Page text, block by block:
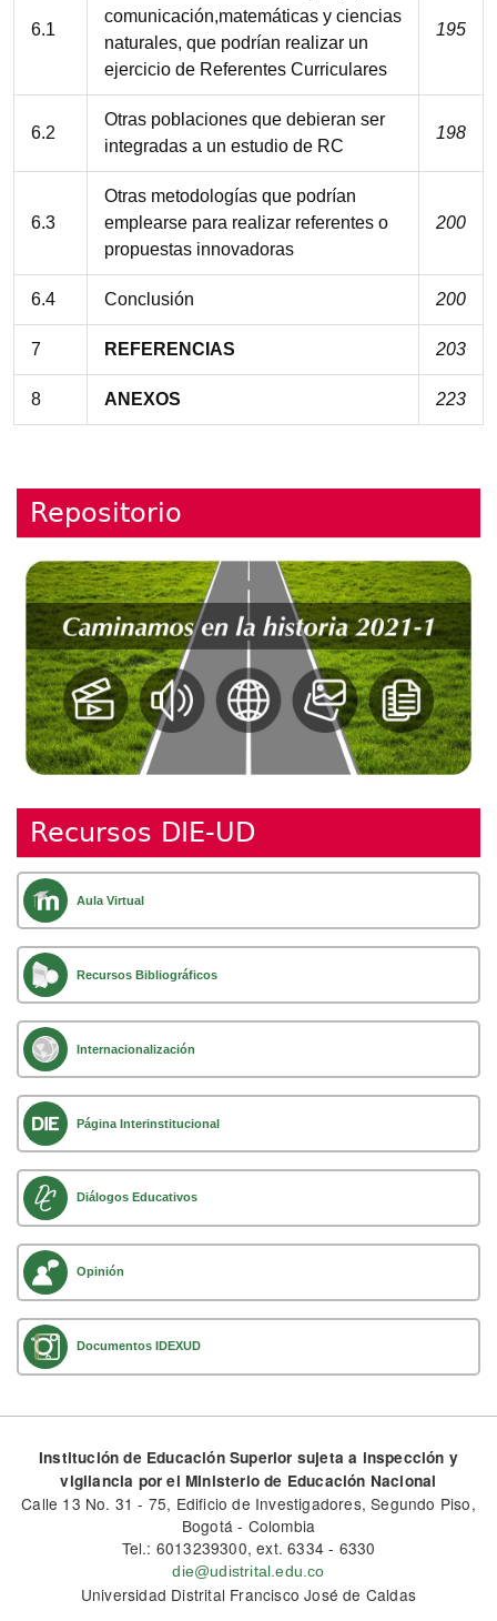
6.1
comunicación,matemáticas y ciencias
naturales, que podrían realizar un
ejercicio de Referentes Curriculares
195
6.2
Otras poblaciones que debieran ser
integradas a un estudio de RC
198
6.3
Otras metodologías que podrían
emplearse para realizar referentes o
propuestas innovadoras
200
6.4 Conclusión 200
7 REFERENCIAS 203
8 ANEXOS 223
Repositorio
Recursos DIE-UD
Aula Virtual
Recursos Bibliográficos
Internacionalización
Página Interinstitucional
Diálogos Educativos
Opinión
Documentos IDEXUD
Institución de Educación Superior sujeta a inspección y
vigilancia por el Ministerio de Educación Nacional
Calle 13 No. 31 - 75, Edificio de Investigadores, Segundo Piso,
Bogotá - Colombia
Tel.: 6013239300, ext. 6334 - 6330
die@udistrital.edu.co
Universidad Distrital Francisco José de Caldas